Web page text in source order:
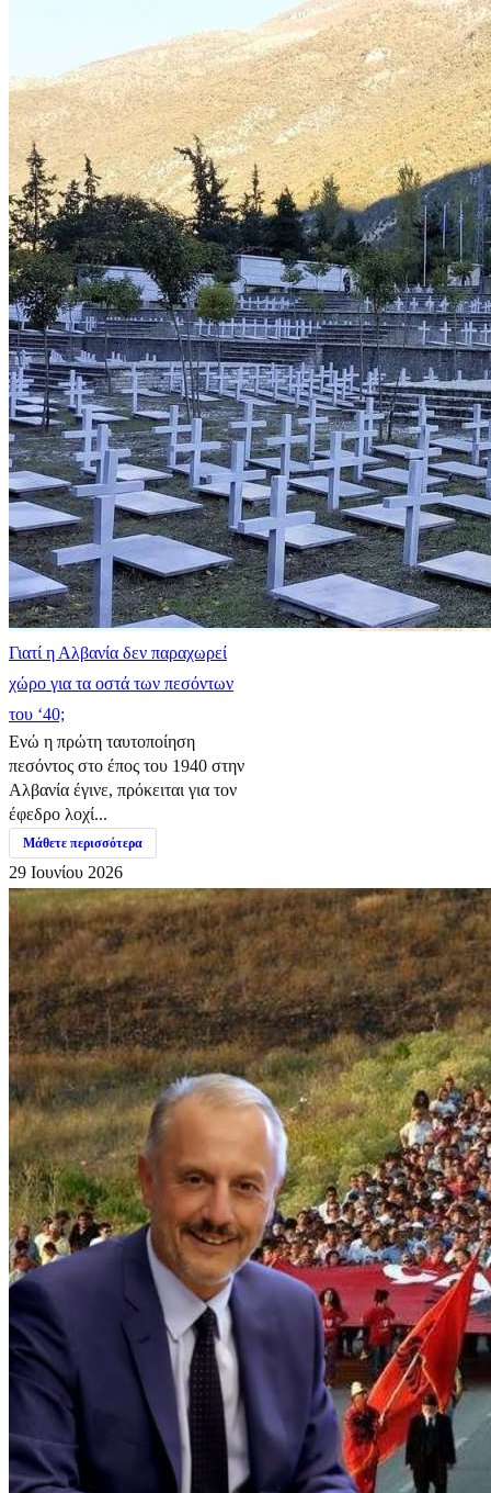
Γιατί η Αλβανία δεν παραχωρεί
χώρο για τα οστά των πεσόντων
του ‘40;
Ενώ η πρώτη ταυτοποίηση
πεσόντος στο έπος του 1940 στην
Αλβανία έγινε, πρόκειται για τον
έφεδρο λοχί...
Μάθετε περισσότερα
29 Ιουνίου 2026